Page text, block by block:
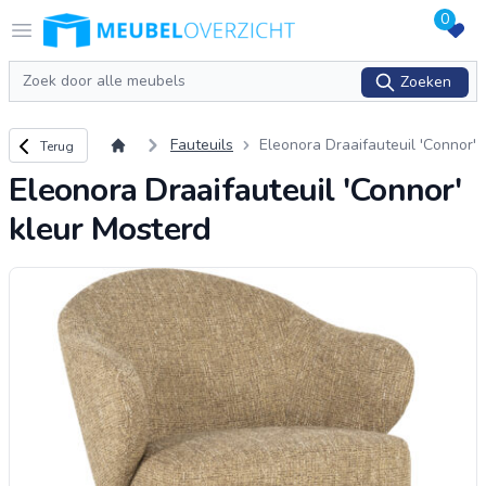
Open menu
Logo Meubeloverzicht.nl 0
Zoeken
Zoeken
Terug naar overzicht
Terug Fauteuils
Eleonora Draaifauteuil 'Connor'
Eleonora Draaifauteuil 'Connor'
kleur Mosterd